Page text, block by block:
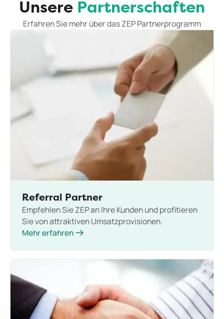
Unsere Partnerschaften
Erfahren Sie mehr über das ZEP Partnerprogramm
Referral Partner
Empfehlen Sie ZEP an Ihre Kunden und profitieren
Sie von attraktiven Umsatzprovisionen.
Mehr erfahren